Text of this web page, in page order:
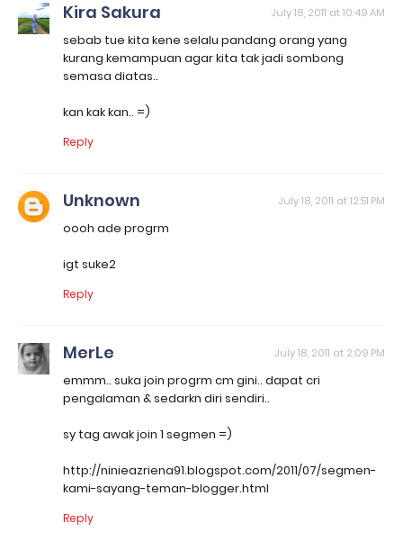
Kira Sakura July 18, 2011 at 10:49 AM
sebab tue kita kene selalu pandang orang yang
kurang kemampuan agar kita tak jadi sombong
semasa diatas..
kan kak kan.. =)
Reply
Unknown July 18, 2011 at 12:51 PM
oooh ade progrm
igt suke2
Reply
MerLe July 18, 2011 at 2:09 PM
emmm.. suka join progrm cm gini.. dapat cri
pengalaman & sedarkn diri sendiri..
sy tag awak join 1 segmen =)
http://ninieazriena91.blogspot.com/2011/07/segmen-
kami-sayang-teman-blogger.html
Reply